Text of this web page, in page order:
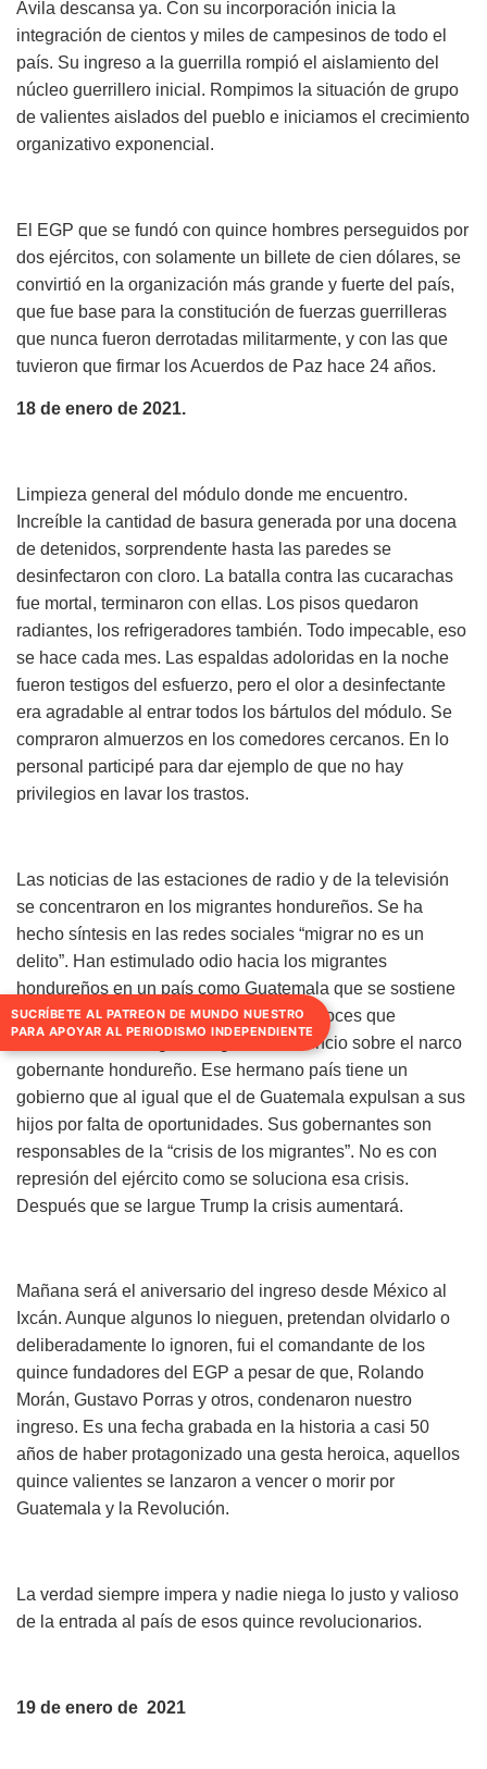
Ávila descansa ya. Con su incorporación inicia la
integración de cientos y miles de campesinos de todo el
país. Su ingreso a la guerrilla rompió el aislamiento del
núcleo guerrillero inicial. Rompimos la situación de grupo
de valientes aislados del pueblo e iniciamos el crecimiento
organizativo exponencial.
El EGP que se fundó con quince hombres perseguidos por
dos ejércitos, con solamente un billete de cien dólares, se
convirtió en la organización más grande y fuerte del país,
que fue base para la constitución de fuerzas guerrilleras
que nunca fueron derrotadas militarmente, y con las que
tuvieron que firmar los Acuerdos de Paz hace 24 años.
18 de enero de 2021.
Limpieza general del módulo donde me encuentro.
Increíble la cantidad de basura generada por una docena
de detenidos, sorprendente hasta las paredes se
desinfectaron con cloro. La batalla contra las cucarachas
fue mortal, terminaron con ellas. Los pisos quedaron
radiantes, los refrigeradores también. Todo impecable, eso
se hace cada mes. Las espaldas adoloridas en la noche
fueron testigos del esfuerzo, pero el olor a desinfectante
era agradable al entrar todos los bártulos del módulo. Se
compraron almuerzos en los comedores cercanos. En lo
personal participé para dar ejemplo de que no hay
privilegios en lavar los trastos.
Las noticias de las estaciones de radio y de la televisión
se concentraron en los migrantes hondureños. Se ha
hecho síntesis en las redes sociales “migrar no es un
delito”. Han estimulado odio hacia los migrantes
hondureños en un país como Guatemala que se sostiene
por las remesas de sus migrantes. Las voces que
condenan a los migrantes guardan silencio sobre el narco
gobernante hondureño. Ese hermano país tiene un
gobierno que al igual que el de Guatemala expulsan a sus
hijos por falta de oportunidades. Sus gobernantes son
responsables de la “crisis de los migrantes”. No es con
represión del ejército como se soluciona esa crisis.
Después que se largue Trump la crisis aumentará.
Mañana será el aniversario del ingreso desde México al
Ixcán. Aunque algunos lo nieguen, pretendan olvidarlo o
deliberadamente lo ignoren, fui el comandante de los
quince fundadores del EGP a pesar de que, Rolando
Morán, Gustavo Porras y otros, condenaron nuestro
ingreso. Es una fecha grabada en la historia a casi 50
años de haber protagonizado una gesta heroica, aquellos
quince valientes se lanzaron a vencer o morir por
Guatemala y la Revolución.
La verdad siempre impera y nadie niega lo justo y valioso
de la entrada al país de esos quince revolucionarios.
19 de enero de 2021
SUCRÍBETE AL PATREON DE MUNDO NUESTRO
PARA APOYAR AL PERIODISMO INDEPENDIENTE